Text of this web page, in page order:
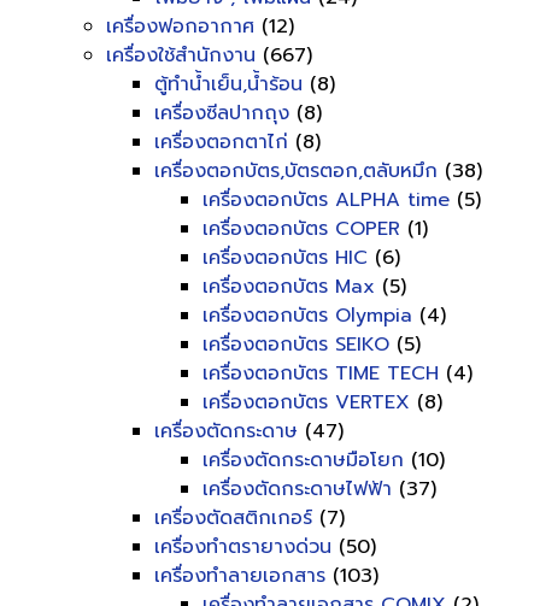
เครื่องฟอกอากาศ (12)
เครื่องใช้สำนักงาน (667)
ตู้ทำน้ำเย็น,น้ำร้อน (8)
เครื่องซีลปากถุง (8)
เครื่องตอกตาไก่ (8)
เครื่องตอกบัตร,บัตรตอก,ตลับหมึก (38)
เครื่องตอกบัตร ALPHA time (5)
เครื่องตอกบัตร COPER (1)
เครื่องตอกบัตร HIC (6)
เครื่องตอกบัตร Max (5)
เครื่องตอกบัตร Olympia (4)
เครื่องตอกบัตร SEIKO (5)
เครื่องตอกบัตร TIME TECH (4)
เครื่องตอกบัตร VERTEX (8)
เครื่องตัดกระดาษ (47)
เครื่องตัดกระดาษมือโยก (10)
เครื่องตัดกระดาษไฟฟ้า (37)
เครื่องตัดสติกเกอร์ (7)
เครื่องทำตรายางด่วน (50)
เครื่องทำลายเอกสาร (103)